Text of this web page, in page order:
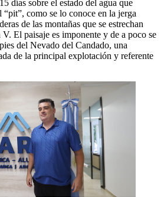
días sobre el estado del agua que
como se lo conoce en la jerga
de las montañas que se estrechan
El paisaje es imponente y de a poco se
del Nevado del Candado, una
de la principal explotación y referente